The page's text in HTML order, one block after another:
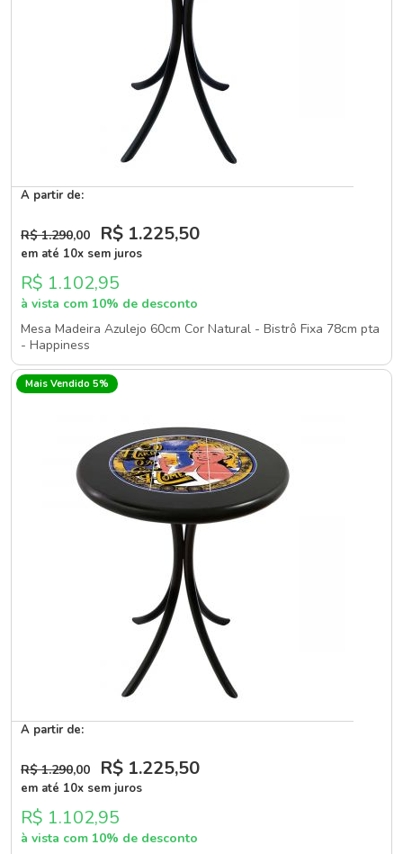
A partir de:
R$ 1.290,00 R$ 1.225,50
em até 10x sem juros
R$ 1.102,95
à vista com 10% de desconto
Mesa Madeira Azulejo 60cm Cor Natural - Bistrô Fixa 78cm pta
- Happiness
Mais Vendido 5%
A partir de:
R$ 1.290,00 R$ 1.225,50
em até 10x sem juros
R$ 1.102,95
à vista com 10% de desconto